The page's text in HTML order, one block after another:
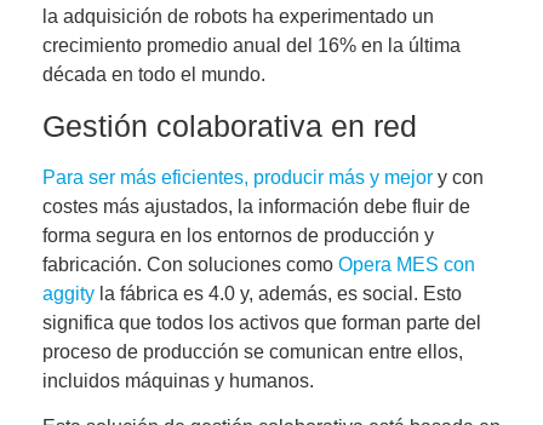
la adquisición de robots ha experimentado un
crecimiento promedio anual del 16% en la última
década en todo el mundo.
Gestión colaborativa en red
Para ser más eficientes, producir más y mejor y con
costes más ajustados, la información debe fluir de
forma segura en los entornos de producción y
fabricación. Con soluciones como Opera MES con
aggity la fábrica es 4.0 y, además, es social. Esto
significa que todos los activos que forman parte del
proceso de producción se comunican entre ellos,
incluidos máquinas y humanos.